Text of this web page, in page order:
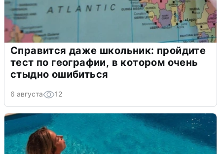
Справится даже школьник: пройдите
тест по географии, в котором очень
стыдно ошибиться
6 августа 12